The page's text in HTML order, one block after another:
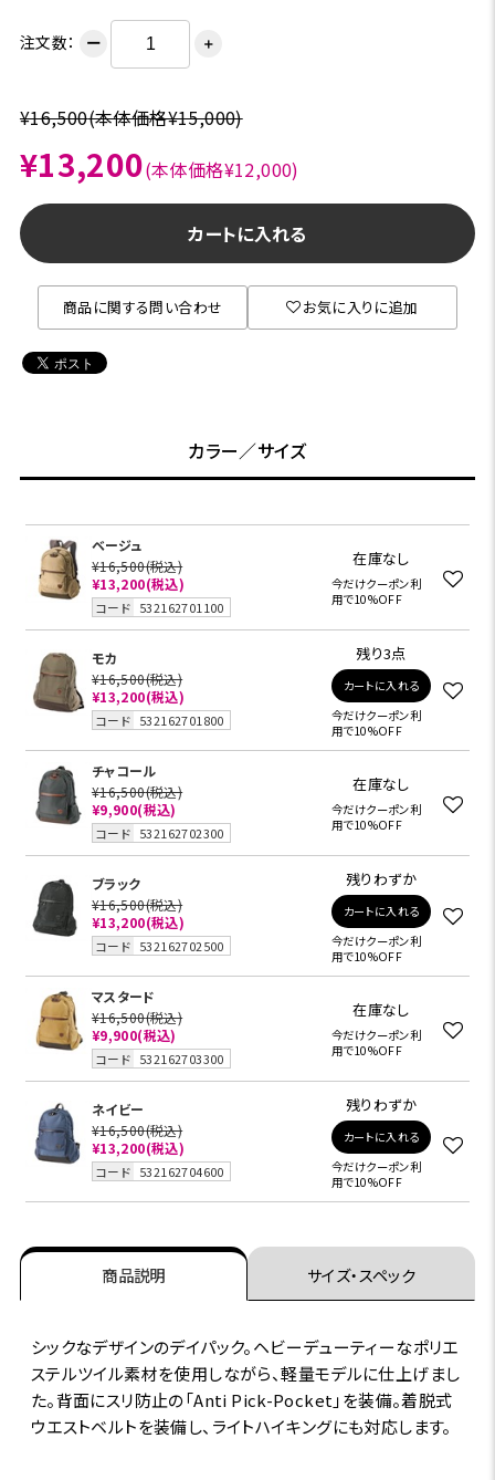
注文数： ー ＋
¥16,500(本体価格¥15,000)
¥13,200(本体価格¥12,000)
カートに入れる
商品に関する問い合わせ お気に入りに追加
カラー／サイズ
ベージュ
¥16,500(税込)
¥13,200(税込)
コード 532162701100
在庫なし
今だけクーポン利
用で10%OFF
モカ
¥16,500(税込)
¥13,200(税込)
コード 532162701800
残り3点
カートに入れる
今だけクーポン利
用で10%OFF
チャコール
¥16,500(税込)
¥9,900(税込)
コード 532162702300
在庫なし
今だけクーポン利
用で10%OFF
ブラック
¥16,500(税込)
¥13,200(税込)
コード 532162702500
残りわずか
カートに入れる
今だけクーポン利
用で10%OFF
マスタード
¥16,500(税込)
¥9,900(税込)
コード 532162703300
在庫なし
今だけクーポン利
用で10%OFF
ネイビー
¥16,500(税込)
¥13,200(税込)
コード 532162704600
残りわずか
カートに入れる
今だけクーポン利
用で10%OFF
商品説明 サイズ・スペック
シックなデザインのデイパック。ヘビーデューティーなポリエ
ステルツイル素材を使用しながら、軽量モデルに仕上げまし
た。背面にスリ防止の「Anti Pick-Pocket」を装備。着脱式
ウエストベルトを装備し、ライトハイキングにも対応します。